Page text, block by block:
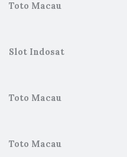
Toto Macau
Slot Indosat
Toto Macau
Toto Macau